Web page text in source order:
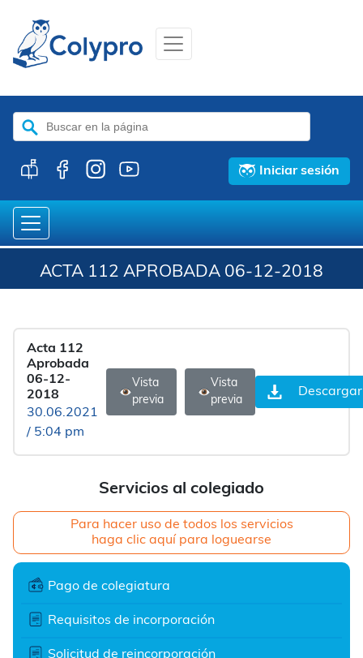
Buscar:
Iniciar sesión
ACTA 112 APROBADA 06-12-2018
Servicios al colegiado
Para hacer uso de todos los servicios
haga clic aquí para loguearse
Pago de colegiatura
Requisitos de incorporación
Solicitud de reincorporación
Acta 112
Aprobada
06-12-
2018
30.06.2021
/ 5:04 pm
Vista
previa
Vista
previa
Descargar